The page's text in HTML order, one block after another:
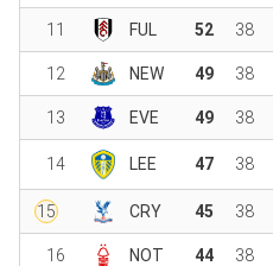
11 FUL 52 38
12 NEW 49 38
13 EVE 49 38
14 LEE 47 38
15 CRY 45 38
16 NOT 44 38